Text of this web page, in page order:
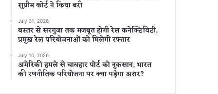
सुप्रीम कोर्ट ने किया बरी
July 31, 2026
बस्तर से सरगुजा तक मजबूत होगी रेल कनेक्टिविटी,
प्रमुख रेल परियोजनाओं को मिलेगी रफ्तार
July 10, 2026
अमेरिकी हमले से चाबहार पोर्ट को नुकसान, भारत
की रणनीतिक परियोजना पर क्या पड़ेगा असर?